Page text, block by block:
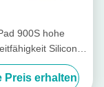
900S hohe
Silicone
isolierte Silikonfolie
Preis erhalten